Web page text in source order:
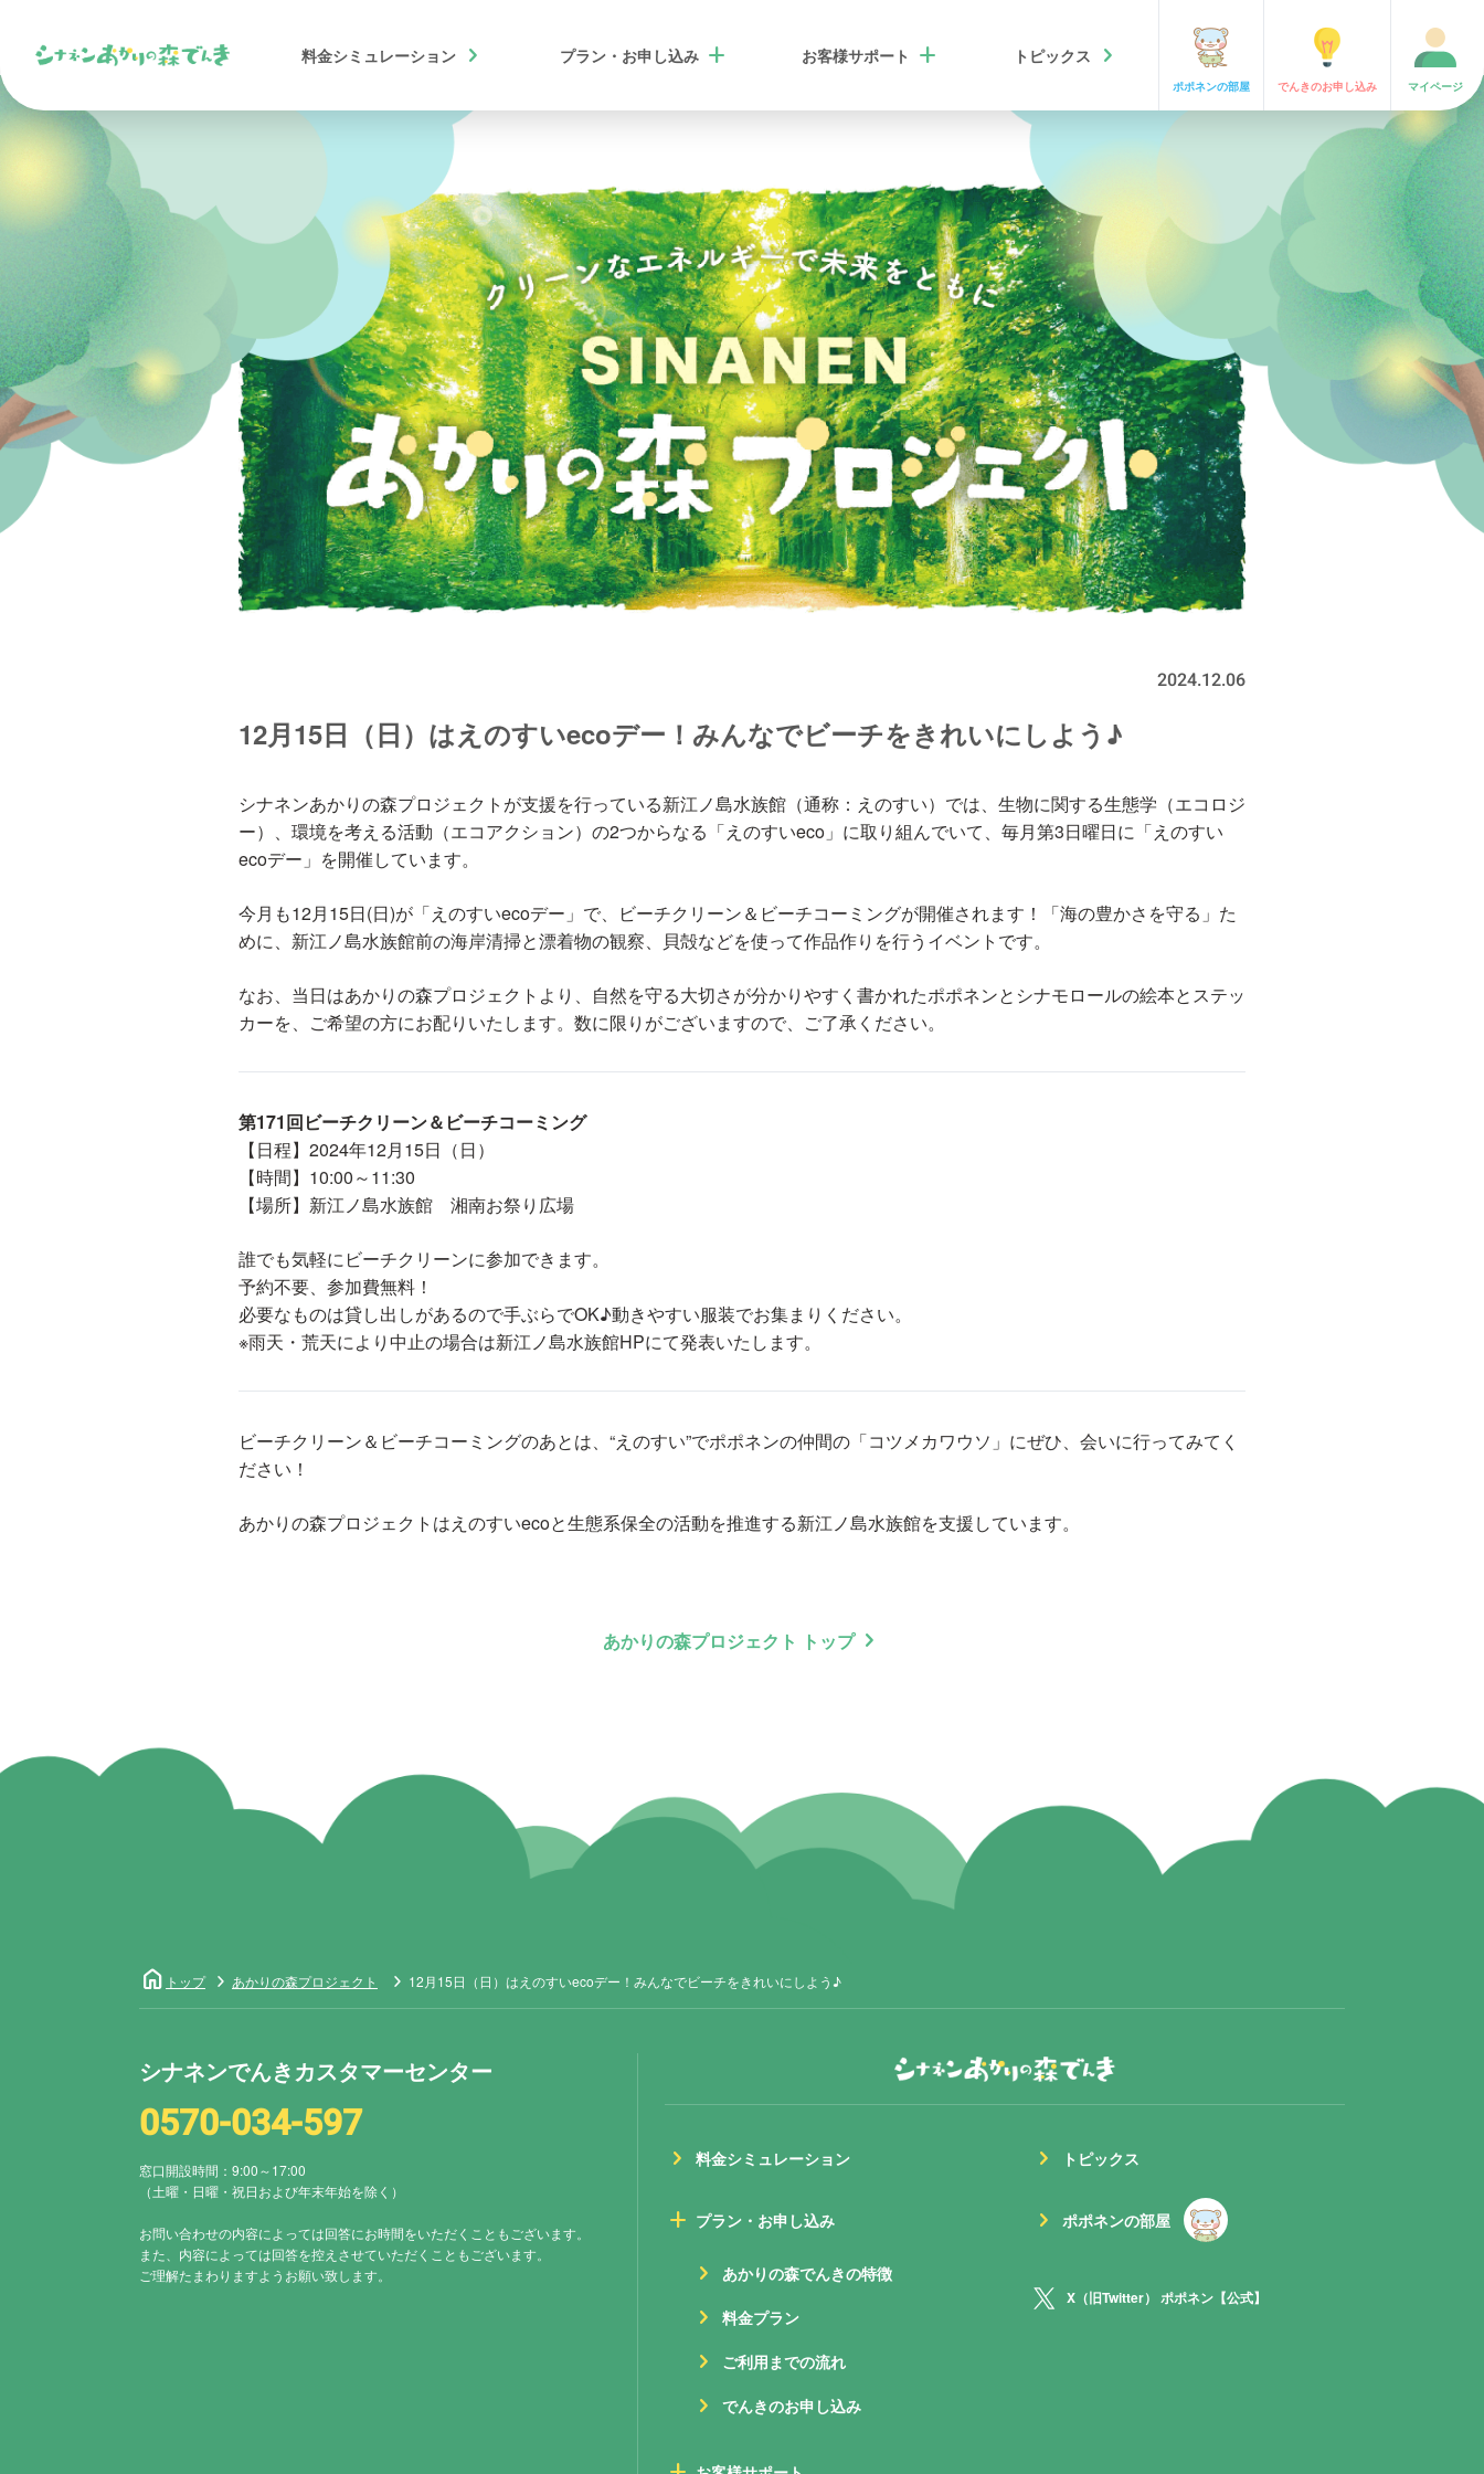
料金シミュレーション chevron_right プラン・ お申し込み add お客様サポート add トピックス chevron_right
ポポネンの部屋 でんきのお申し込み マイページ
2024.12.06
12月15日（日）はえのすいecoデー！みんなでビーチをきれいにしよう♪
シナネンあかりの森プロジェクトが支援を行っている新江ノ島水族館（通称：えのすい）では、生物に関する生態学（エコロジ
ー）、環境を考える活動（エコアクション）の2つからなる「えのすいeco」に取り組んでいて、毎月第3日曜日に「えのすい
ecoデー」を開催しています。
今月も12月15日(日)が「えのすいecoデー」で、ビーチクリーン＆ビーチコーミングが開催されます！「海の豊かさを守る」た
めに、新江ノ島水族館前の海岸清掃と漂着物の観察、貝殻などを使って作品作りを行うイベントです。
なお、当日はあかりの森プロジェクトより、自然を守る大切さが分かりやすく書かれたポポネンとシナモロールの絵本とステッ
カーを、ご希望の方にお配りいたします。数に限りがございますので、ご了承ください。
第171回ビーチクリーン＆ビーチコーミング
【日程】2024年12月15日（日）
【時間】10:00～11:30
【場所】新江ノ島水族館 湘南お祭り広場
誰でも気軽にビーチクリーンに参加できます。
予約不要、参加費無料！
必要なものは貸し出しがあるので手ぶらでOK♪動きやすい服装でお集まりください。
※雨天・荒天により中止の場合は新江ノ島水族館HPにて発表いたします。
ビーチクリーン＆ビーチコーミングのあとは、“えのすい”でポポネンの仲間の「コツメカワウソ」にぜひ、会いに行ってみてく
ださい！
あかりの森プロジェクトはえのすいecoと生態系保全の活動を推進する新江ノ島水族館を支援しています。
あかりの森プロジェクト トップ chevron_right
home トップ あかりの森プロジェクト 12月15日（日）はえのすいecoデー！みんなでビーチをきれいにしよう♪
シナネンでんきカスタマーセンター
0570-034-597
窓口開設時間：9:00～17:00
（土曜・日曜・祝日および年末年始を除く）
お問い合わせの内容によっては回答にお時間をいただくこともございます。
また、内容によっては回答を控えさせていただくこともございます。
ご理解たまわりますようお願い致します。
chevron_right 料金シミュレーション
add プラン・お申し込み
chevron_right あかりの森でんきの特徴
chevron_right 料⾦プラン
chevron_right ご利用までの流れ
chevron_right でんきのお申し込み
chevron_right トピックス
chevron_right ポポネンの部屋
X（旧Twitter） ポポネン【公式】